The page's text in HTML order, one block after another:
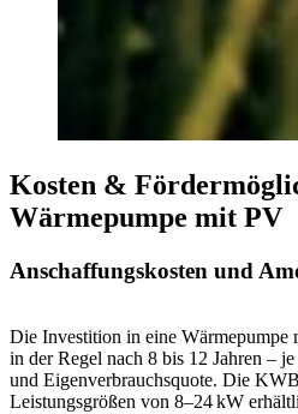
Kosten &
Wärmepumpe mit PV
Anschaffungskosten und
Die Investition in eine Wärmepumpe
in der Regel nach 8 bis 12 Jahren –
und Eigenverbrauchsquote. Die
Leistungsgrößen von 8–24 kW